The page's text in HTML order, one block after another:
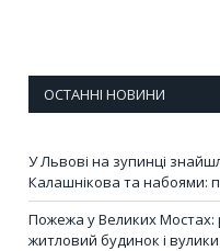
ОСТАННІ НОВИНИ
У Львові на зупинці
Калашнікова та набоями:
Пожежа у Великих Мостах:
житловий будинок і